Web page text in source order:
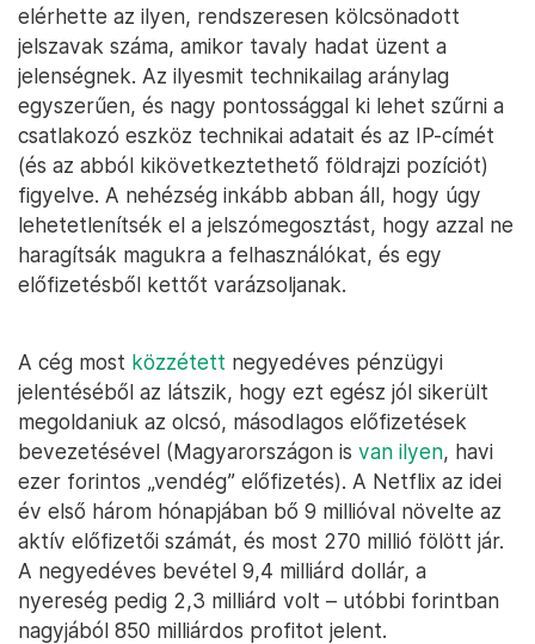
elérhette az ilyen, rendszeresen kölcsönadott
jelszavak száma, amikor tavaly hadat üzent a
jelenségnek. Az ilyesmit technikailag aránylag
egyszerűen, és nagy pontossággal ki lehet szűrni a
csatlakozó eszköz technikai adatait és az IP-címét
(és az abból kikövetkeztethető földrajzi pozíciót)
figyelve. A nehézség inkább abban áll, hogy úgy
lehetetlenítsék el a jelszómegosztást, hogy azzal ne
haragítsák magukra a felhasználókat, és egy
előfizetésből kettőt varázsoljanak.
A cég most közzétett negyedéves pénzügyi
jelentéséből az látszik, hogy ezt egész jól sikerült
megoldaniuk az olcsó, másodlagos előfizetések
bevezetésével (Magyarországon is van ilyen, havi
ezer forintos „vendég” előfizetés). A Netflix az idei
év első három hónapjában bő 9 millióval növelte az
aktív előfizetői számát, és most 270 millió fölött jár.
A negyedéves bevétel 9,4 milliárd dollár, a
nyereség pedig 2,3 milliárd volt – utóbbi forintban
nagyjából 850 milliárdos profitot jelent.